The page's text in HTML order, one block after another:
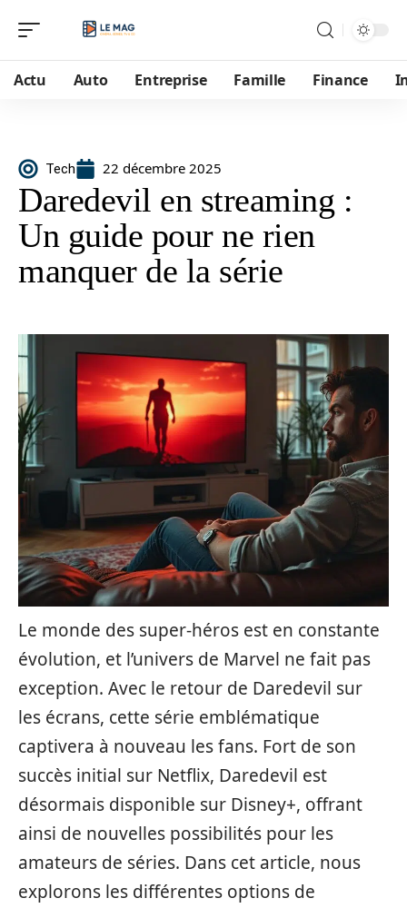
Actu Auto Entreprise Famille Finance
Tech 22 décembre 2025
Daredevil en streaming :
Un guide pour ne rien
manquer de la série
Le monde des super-héros est en constante
évolution, et l’univers de Marvel ne fait pas
exception. Avec le retour de Daredevil sur
les écrans, cette série emblématique
captivera à nouveau les fans. Fort de son
succès initial sur Netflix, Daredevil est
désormais disponible sur Disney+, offrant
ainsi de nouvelles possibilités pour les
amateurs de séries. Dans cet article, nous
explorons les différentes options de